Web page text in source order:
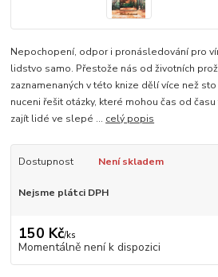
Nepochopení, odpor i pronásledování pro
lidstvo samo. Přestože nás od životních
zaznamenaných v této knize dělí více než
nuceni řešit otázky, které mohou čas od
zajít lidé ve slepé ... celý popis
Dostupnost Není skladem
Nejsme plátci DPH
150 Kč/ks
Momentálně není k dispozici